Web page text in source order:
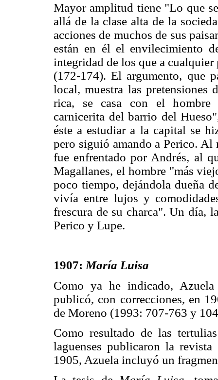
Mayor amplitud tiene "Lo que
allá de la clase alta de la
acciones de muchos de sus
están en él el envilecimiento
integridad de los que a cualquier
(172-174). El argumento, que
local, muestra las
rica, se casa con el hombre
carnicerita del barrio del
éste a estudiar a la capital se
pero siguió amando a Perico. Al
fue enfrentado por Andrés, al
Magallanes, el hombre "más
poco tiempo, dejándola dueña
vivía entre lujos y
frescura de su charca". Un día,
Perico y Lupe.
1907: María Luisa
Como ya he indicado,
publicó, con correcciones, en
de Moreno (1993: 707-763 y
Como resultado de las
laguenses publicaron la revista
1905, Azuela incluyó un